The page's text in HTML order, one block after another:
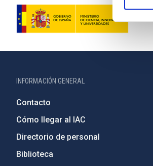
INFORMACIÓN GENERAL
Contacto
Cómo llegar al IAC
Directorio de personal
Biblioteca